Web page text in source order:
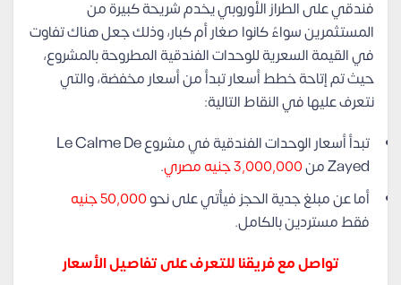
فندقي على الطراز الأوروبي يخدم شريحة كبيرة من
المستثمرين سواءً كانوا صغار أم كبار، وذلك جعل هناك تفاوت
في القيمة السعرية للوحدات الفندقية المطروحة بالمشروع،
حيث تم إتاحة خطط أسعار تبدأ من أسعار مخفضة، والتي
نتعرف عليها في النقاط التالية:
تبدأ أسعار الوحدات الفندقية في مشروع Le Calme De
Zayed من
3,000,000 جنيه مصري
.
أما عن مبلغ جدية الحجز فيأتي على نحو50,000 جنيه
فقط مستردين بالكامل.
تواصل مع فريقنا للتعرف على تفاصيل الأسعار